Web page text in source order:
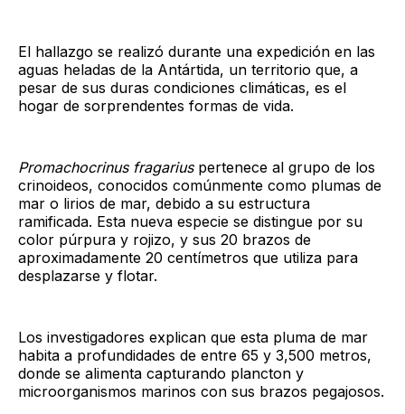
El hallazgo se realizó durante una expedición en las
aguas heladas de la Antártida, un territorio que, a
pesar de sus duras condiciones climáticas, es el
hogar de sorprendentes formas de vida.
Promachocrinus fragariuspertenece al grupo de los
crinoideos, conocidos comúnmente como plumas de
mar o lirios de mar, debido a su estructura
ramificada. Esta nueva especie se distingue por su
color púrpura y rojizo, y sus 20 brazos de
aproximadamente 20 centímetros que utiliza para
desplazarse y flotar.
Los investigadores explican que esta pluma de mar
habita a profundidades de entre 65 y 3,500 metros,
donde se alimenta capturando plancton y
microorganismos marinos con sus brazos pegajosos.